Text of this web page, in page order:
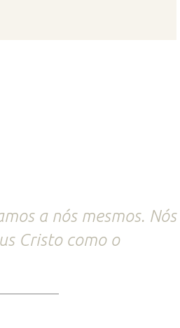
a nós mesmos. Nós
Cristo como o